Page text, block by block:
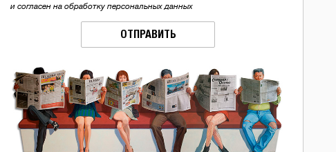
и согласен на обработку персональных данных
ОТПРАВИТЬ